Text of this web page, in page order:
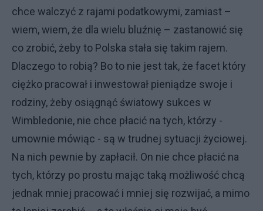
chce walczyć z rajami podatkowymi, zamiast –
wiem, wiem, że dla wielu bluźnię – zastanowić się
co zrobić, żeby to Polska stała się takim rajem.
Dlaczego to robią? Bo to nie jest tak, że facet który
ciężko pracował i inwestował pieniądze swoje i
rodziny, żeby osiągnąć światowy sukces w
Wimbledonie, nie chce płacić na tych, którzy -
umownie mówiąc - są w trudnej sytuacji życiowej.
Na nich pewnie by zapłacił. On nie chce płacić na
tych, którzy po prostu mając taką możliwość chcą
jednak mniej pracować i mniej się rozwijać, a mimo